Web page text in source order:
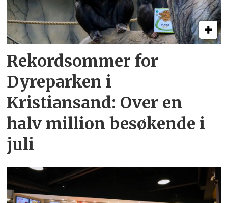
Rekordsommer for
Dyreparken i
Kristiansand: Over en
halv million besøkende i
juli